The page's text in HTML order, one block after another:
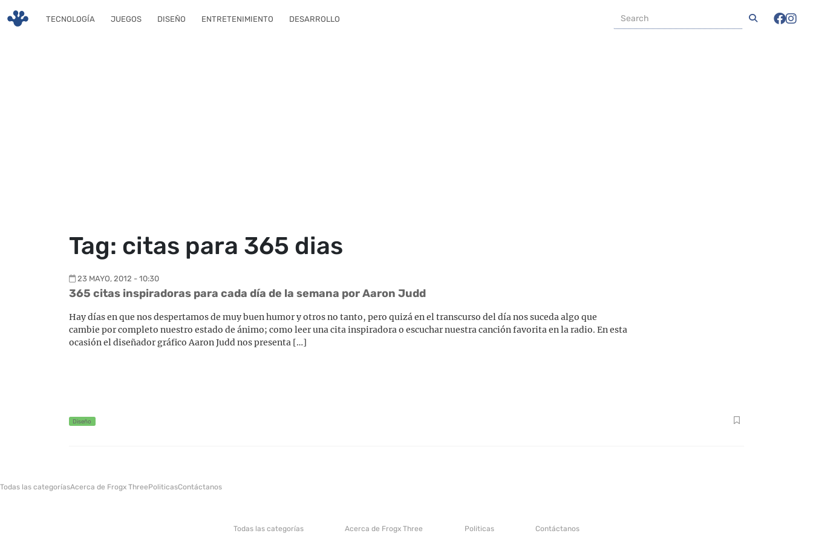
TECNOLOGÍA JUEGOS DISEÑO ENTRETENIMIENTO DESARROLLO
Tag: citas para 365 dias
23 MAYO, 2012 - 10:30
365 citas inspiradoras para cada día de la semana por Aaron Judd
Hay días en que nos despertamos de muy buen humor y otros no tanto, pero quizá en el transcurso del día nos suceda algo que
cambie por completo nuestro estado de ánimo; como leer una cita inspiradora o escuchar nuestra canción favorita en la radio. En esta
ocasión el diseñador gráfico Aaron Judd nos presenta […]
Diseño
Todas las categoríasAcerca de Frogx ThreePoliticasContáctanos
Todas las categorías Acerca de Frogx Three Politicas Contáctanos